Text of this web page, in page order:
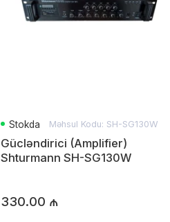
Stokda Məhsul Kodu: SH-SG130W
Gücləndirici (Amplifier)
Shturmann SH-SG130W
330.00 ₼